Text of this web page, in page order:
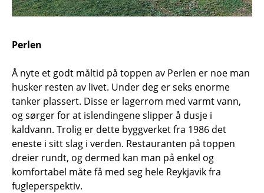
Perlen
Å nyte et godt måltid på toppen av Perlen er noe man
husker resten av livet. Under deg er seks enorme
tanker plassert. Disse er lagerrom med varmt vann,
og sørger for at islendingene slipper å dusje i
kaldvann. Trolig er dette byggverket fra 1986 det
eneste i sitt slag i verden. Restauranten på toppen
dreier rundt, og dermed kan man på enkel og
komfortabel måte få med seg hele Reykjavik fra
fugleperspektiv.